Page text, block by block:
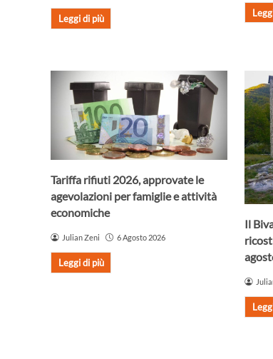
Leggi di più
Tariffa rifiuti 2026, approvate le
agevolazioni per famiglie e attività
economiche
Julian Zeni 6 Agosto 2026
Leggi di più
Il